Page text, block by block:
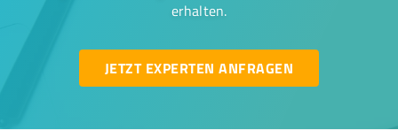
erhalten.
JETZT EXPERTEN ANFRAGEN